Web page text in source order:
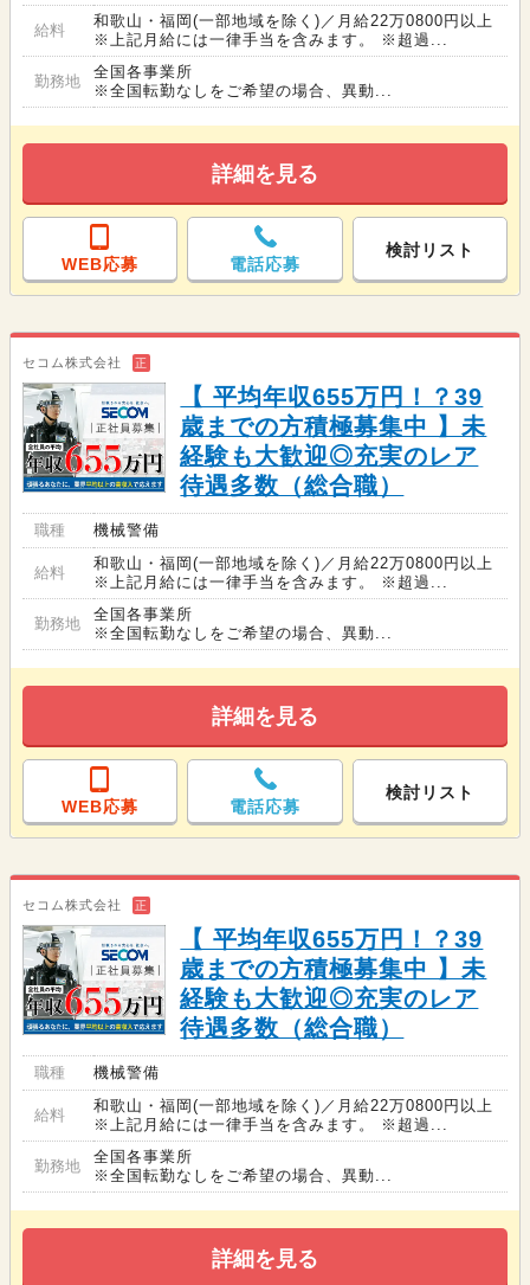
給料
和歌山・福岡(一部地域を除く)／月給22万0800円以上
※上記月給には一律手当を含みます。 ※超過...
勤務地
全国各事業所
※全国転勤なしをご希望の場合、異動...
詳細を見る
WEB応募 電話応募
検討リスト
セコム株式会社 正
【 平均年収655万円！？39
歳までの方積極募集中 】未
経験も大歓迎◎充実のレア
待遇多数（総合職）
職種 機械警備
給料
和歌山・福岡(一部地域を除く)／月給22万0800円以上
※上記月給には一律手当を含みます。 ※超過...
勤務地
全国各事業所
※全国転勤なしをご希望の場合、異動...
詳細を見る
WEB応募 電話応募
検討リスト
セコム株式会社 正
【 平均年収655万円！？39
歳までの方積極募集中 】未
経験も大歓迎◎充実のレア
待遇多数（総合職）
職種 機械警備
給料
和歌山・福岡(一部地域を除く)／月給22万0800円以上
※上記月給には一律手当を含みます。 ※超過...
勤務地
全国各事業所
※全国転勤なしをご希望の場合、異動...
詳細を見る